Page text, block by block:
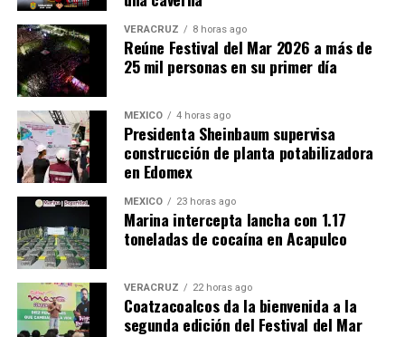
VERACRUZ 8 horas ago
Reúne Festival del Mar 2026 a más de
25 mil personas en su primer día
MÉXICO 4 horas ago
Presidenta Sheinbaum supervisa
construcción de planta potabilizadora
en Edomex
MÉXICO 23 horas ago
Marina intercepta lancha con 1.17
toneladas de cocaína en Acapulco
VERACRUZ 22 horas ago
Coatzacoalcos da la bienvenida a la
segunda edición del Festival del Mar